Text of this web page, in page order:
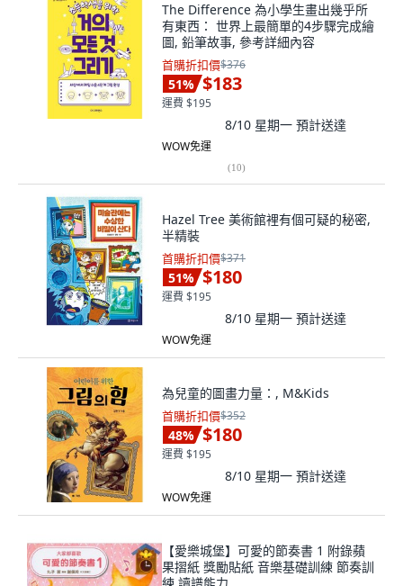
The Difference 為小學生畫出幾乎所
有東西： 世界上最簡單的4步驟完成繪
圖, 鉛筆故事, 參考詳細內容
首購折扣價$376
51% $183
運費 $195
8/10 星期一 預計送達
WOW免運
(10)
Hazel Tree 美術館裡有個可疑的秘密,
半精裝
首購折扣價$371
51% $180
運費 $195
8/10 星期一 預計送達
WOW免運
為兒童的圖畫力量：, M&Kids
首購折扣價$352
48% $180
運費 $195
8/10 星期一 預計送達
WOW免運
【愛樂城堡】可愛的節奏書 1 附錄蘋
果摺紙 獎勵貼紙 音樂基礎訓練 節奏訓